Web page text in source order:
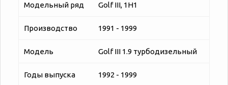
Модельный ряд Golf III, 1H1
Производство 1991 - 1999
Модель Golf III 1.9 турбодизельный
Годы выпуска 1992 - 1999